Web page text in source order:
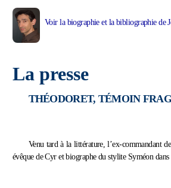
Voir la biographie et la bibliographie de
La presse
THÉODORET, TÉMOIN
Venu tard à la littérature, l’ex-commandant
évêque de Cyr et biographe du stylite Syméon